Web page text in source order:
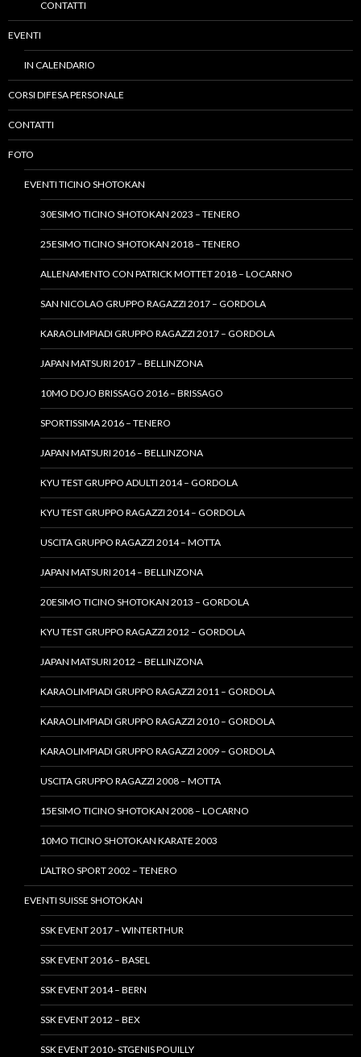
CONTATTI
EVENTI
IN CALENDARIO
CORSI DIFESA PERSONALE
CONTATTI
FOTO
EVENTI TICINO SHOTOKAN
30ESIMO TICINO SHOTOKAN 2023 – TENERO
25ESIMO TICINO SHOTOKAN 2018 – TENERO
ALLENAMENTO CON PATRICK MOTTET 2018 – LOCARNO
SAN NICOLAO GRUPPO RAGAZZI 2017 – GORDOLA
KARAOLIMPIADI GRUPPO RAGAZZI 2017 – GORDOLA
JAPAN MATSURI 2017 – BELLINZONA
10MO DOJO BRISSAGO 2016 – BRISSAGO
SPORTISSIMA 2016 – TENERO
JAPAN MATSURI 2016 – BELLINZONA
KYU TEST GRUPPO ADULTI 2014 – GORDOLA
KYU TEST GRUPPO RAGAZZI 2014 – GORDOLA
USCITA GRUPPO RAGAZZI 2014 – MOTTA
JAPAN MATSURI 2014 – BELLINZONA
20ESIMO TICINO SHOTOKAN 2013 – GORDOLA
KYU TEST GRUPPO RAGAZZI 2012 – GORDOLA
JAPAN MATSURI 2012 – BELLINZONA
KARAOLIMPIADI GRUPPO RAGAZZI 2011 – GORDOLA
KARAOLIMPIADI GRUPPO RAGAZZI 2010 – GORDOLA
KARAOLIMPIADI GRUPPO RAGAZZI 2009 – GORDOLA
USCITA GRUPPO RAGAZZI 2008 – MOTTA
15ESIMO TICINO SHOTOKAN 2008 – LOCARNO
10MO TICINO SHOTOKAN KARATE 2003
L’ALTRO SPORT 2002 – TENERO
EVENTI SUISSE SHOTOKAN
SSK EVENT 2017 – WINTERTHUR
SSK EVENT 2016 – BASEL
SSK EVENT 2014 – BERN
SSK EVENT 2012 – BEX
SSK EVENT 2010- STGENIS POUILLY